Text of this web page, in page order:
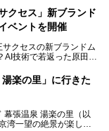
まで滞在できる施設
ースを備えた仕事もでき
にとどまらない進化を
景施設、コワーキング
施設、子連れファミリー
すすめの施設を紹介しま
サウナの魅力を、人気キ
ご紹介します。必見の
ア【PR】
クセス」新ブランド
ベントを開催
クセスの新ブランドム
技術で若返った原田泰
て、スパメッツァおおた
催。花王サクセスの製品
ポート記事です。
楽の里」に行きた
幕張温泉 湯楽の里（以
湾一望の絶景が楽しめ